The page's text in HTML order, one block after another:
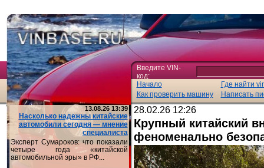
Введите VIN-
код:
Начало
Где найти
Как проверить машину
Написать
13.08.26 13:39
Насколько надежны китайские
автомобили сегодня — мнение
специалиста
Эксперт Сумароков: что показали
четыре года «китайской
автомобильной эры» в РФ...
28.02.26 12:26
Крупный китайский
феноменально